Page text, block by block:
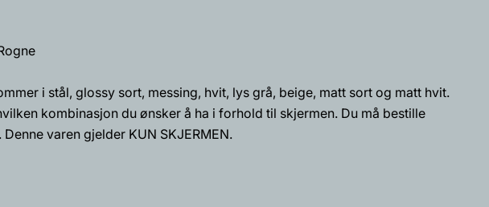
i stål, glossy sort, messing, hvit, lys grå, beige, matt sort og matt hvit.
kombinasjon du ønsker å ha i forhold til skjermen. Du må bestille
varen gjelder KUN SKJERMEN.
Kopiere
Din
telefon
Din